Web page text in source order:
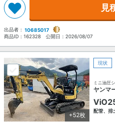
見
出品者： 10685017
商品ID： 162328 公開日： 2026/08/07
+52枚
現状
ミニ油圧
ヤンマ
配管、排